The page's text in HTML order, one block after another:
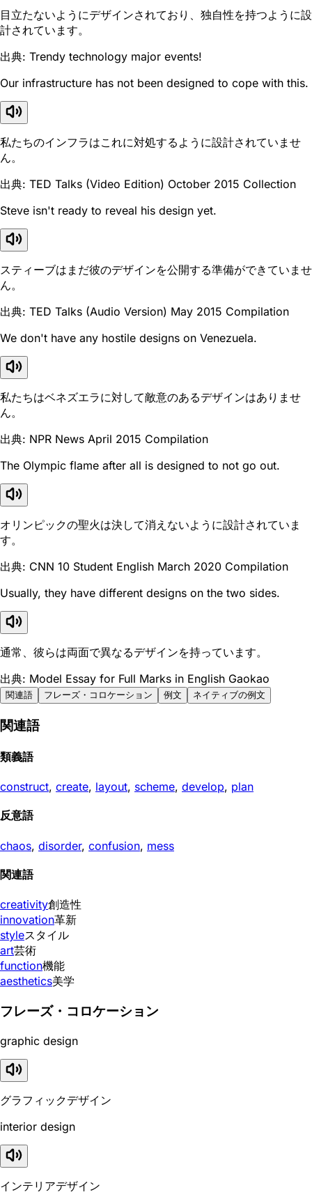
目立たないようにデザインされており、独自性を持つように設
計されています。
出典: Trendy technology major events!
Our infrastructure has not been designed to cope with this.
私たちのインフラはこれに対処するように設計されていませ
ん。
出典: TED Talks (Video Edition) October 2015 Collection
Steve isn't ready to reveal his design yet.
スティーブはまだ彼のデザインを公開する準備ができていませ
ん。
出典: TED Talks (Audio Version) May 2015 Compilation
We don't have any hostile designs on Venezuela.
私たちはベネズエラに対して敵意のあるデザインはありませ
ん。
出典: NPR News April 2015 Compilation
The Olympic flame after all is designed to not go out.
オリンピックの聖火は決して消えないように設計されていま
す。
出典: CNN 10 Student English March 2020 Compilation
Usually, they have different designs on the two sides.
通常、彼らは両面で異なるデザインを持っています。
出典: Model Essay for Full Marks in English Gaokao
関連語 フレーズ・コロケーション 例文 ネイティブの例文
関連語
類義語
construct, create, layout, scheme, develop, plan
反意語
chaos, disorder, confusion, mess
関連語
creativity創造性
innovation革新
styleスタイル
art芸術
function機能
aesthetics美学
フレーズ・コロケーション
graphic design
グラフィックデザイン
interior design
インテリアデザイン